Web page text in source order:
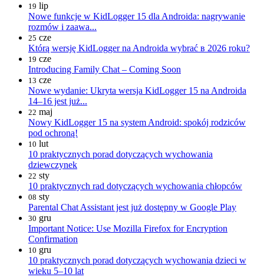
19 lip
Nowe funkcje w KidLogger 15 dla Androida: nagrywanie
rozmów i zaawa...
25 cze
Którą wersję KidLogger na Androida wybrać в 2026 roku?
19 cze
Introducing Family Chat – Coming Soon
13 cze
Nowe wydanie: Ukryta wersja KidLogger 15 na Androida
14–16 jest już...
22 maj
Nowy KidLogger 15 na system Android: spokój rodziców
pod ochroną!
10 lut
10 praktycznych porad dotyczących wychowania
dziewczynek
22 sty
10 praktycznych rad dotyczących wychowania chłopców
08 sty
Parental Chat Assistant jest już dostępny w Google Play
30 gru
Important Notice: Use Mozilla Firefox for Encryption
Confirmation
10 gru
10 praktycznych porad dotyczących wychowania dzieci w
wieku 5–10 lat